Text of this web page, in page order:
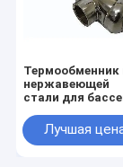
Термообменник
нержавеющей
стали для
Лучшая